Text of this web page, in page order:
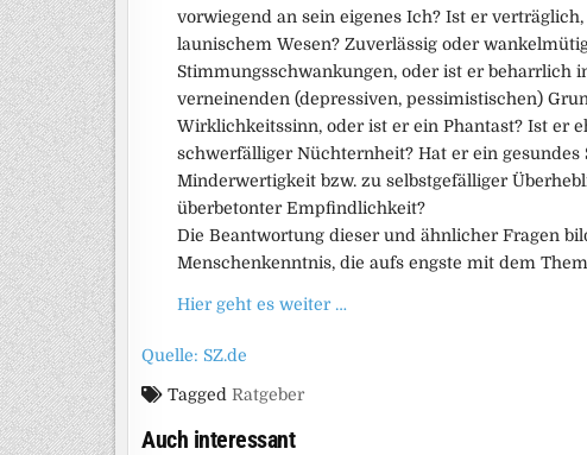
vorwiegend an sein eigenes Ich? Ist er
launischem Wesen? Zuverlässig oder
Stimmungsschwankungen, oder ist er beharrlich
verneinenden (depressiven, pessimistischen)
Wirklichkeitssinn, oder ist er ein Phantast? Ist er
schwerfälliger Nüchternheit? Hat er ein
Minderwertigkeit bzw. zu selbstgefälliger
überbetonter Empfindlichkeit?
Die Beantwortung dieser und ähnlicher Fragen
Menschenkenntnis, die aufs engste mit dem
Hier geht es weiter …
Quelle: SZ.de
Tagged Ratgeber
Auch interessant